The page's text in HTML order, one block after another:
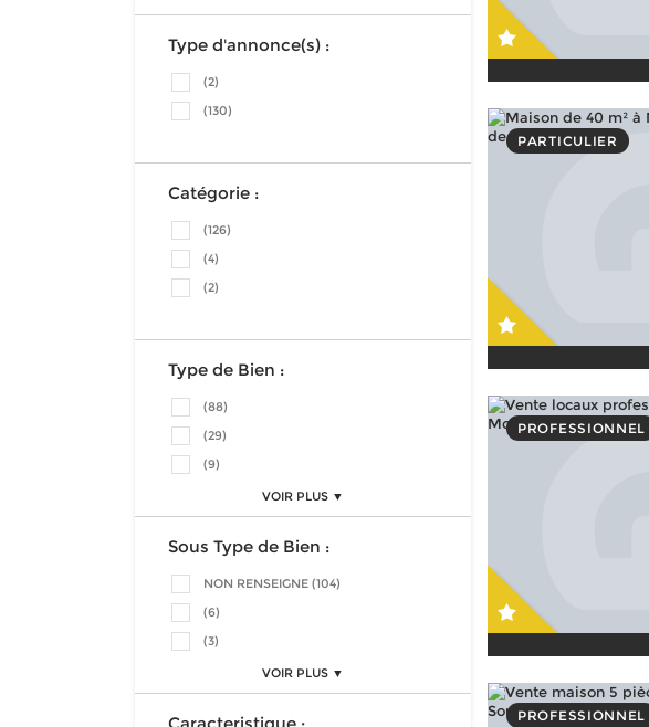
Type d'annonce(s) :
(2)
(130)
Catégorie :
(126)
(4)
(2)
Type de Bien :
(88)
(29)
(9)
VOIR PLUS ▼
Sous Type de Bien :
NON RENSEIGNE (104)
(6)
(3)
VOIR PLUS ▼
PARTICULIER
PROFESSIONNEL
PROFESSIONNEL